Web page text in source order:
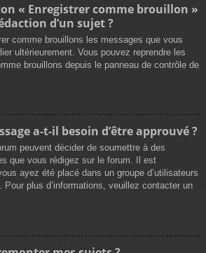
« Enregistrer comme brouillon »
d’un sujet ?
comme brouillons les messages que vous
ultérieurement. Vous pouvez reprendre les
brouillons depuis le panneau de contrôle de
a-t-il besoin d’être approuvé ?
peuvent décider de soumettre à des
que vous rédigez sur le forum. Il est
ayez été placé dans un groupe d’utilisateurs
plus d’informations, veuillez contacter un